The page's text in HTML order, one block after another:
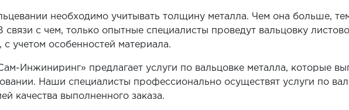
необходимо учитывать толщину металла. Чем она больше,
связи с чем, только опытные специалисты проведут вальцовку
с учетом особенностей материала.
Инжиниринг» предлагает услуги по вальцовке металла, которые
Наши специалисты профессионально осуществят услуги по
качества выполненного заказа.